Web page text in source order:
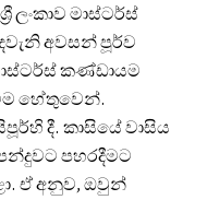
ලංකාව මාස්ටර්ස්
අවසන් පූර්ව
කණ්ඩායම
හේතුවෙන්.
දී. කාසියේ වාසිය
පහරදීමට
ඒ අනුව, ඔවුන්